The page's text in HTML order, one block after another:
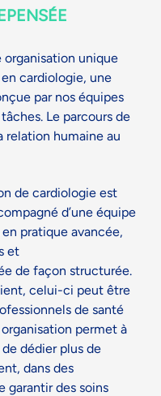
unique
cardiologie, une
par nos équipes
Le parcours de
relation humaine au
de cardiologie est
d’une équipe
pratique avancée,
et
de façon structurée.
celui-ci peut être
de santé
permet à
dédier plus de
dans des
garantir des soins